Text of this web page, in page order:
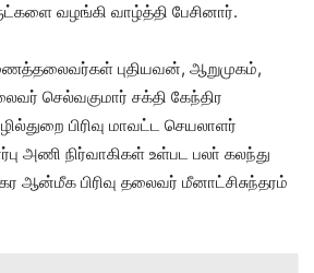
வழங்கி வாழ்த்தி பேசினார்.
புதியவன், ஆறுமுகம்,
செல்வகுமார் சக்தி கேந்திர
பிரிவு மாவட்ட செயலாளர்
அணி நிர்வாகிகள் உள்பட பலா் கலந்து
ஆன்மீக பிரிவு தலைவர் மீனாட்சிசுந்தரம்